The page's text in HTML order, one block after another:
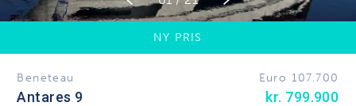
NY PRIS
Beneteau Euro 107.700
Antares 9 kr. 799.900